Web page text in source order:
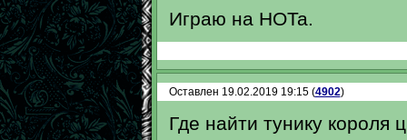
Играю на HOTa.
Оставлен 19.02.2019 19:15 (4902)
Где найти тунику короля